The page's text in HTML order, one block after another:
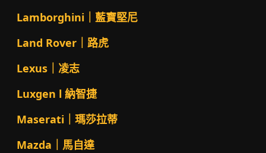
Lamborghini｜藍寶堅尼
Land Rover｜路虎
Lexus｜凌志
Luxgen l 納智捷
Maserati｜瑪莎拉蒂
Mazda｜馬自達